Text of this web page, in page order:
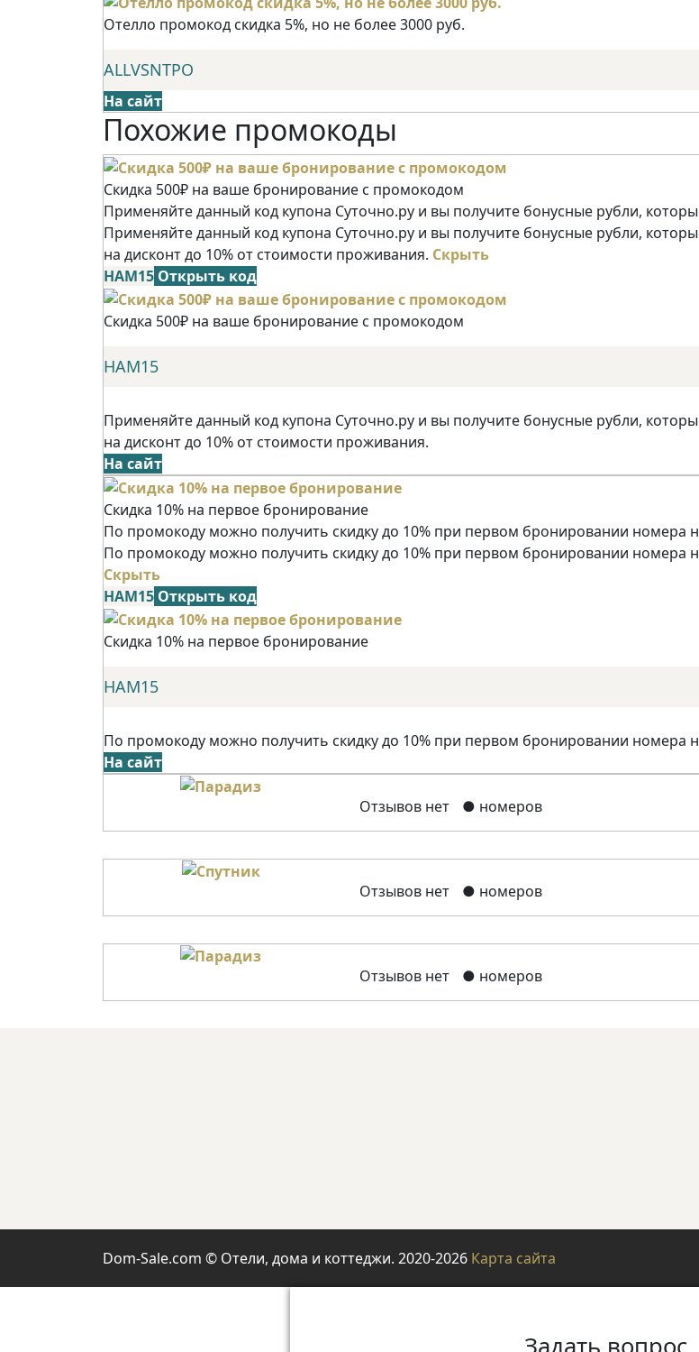
Отелло промокод скидка 5%, но не более 3000 руб.
ALLVSNTPO
На сайт
Похожие промокоды
Скидка 500₽ на ваше бронирование с промокодом
Применяйте данный код купона Суточно.ру и вы получите бонусные рубли,
Применяйте данный код купона Суточно.ру и вы получите бонусные рубли,
на дисконт до 10% от стоимости проживания. Скрыть
НАМ15 Открыть код
Скидка 500₽ на ваше бронирование с промокодом
НАМ15
Применяйте данный код купона Суточно.ру и вы получите бонусные рубли,
на дисконт до 10% от стоимости проживания.
На сайт
Скидка 10% на первое бронирование
По промокоду можно получить скидку до 10% при первом бронировании номера
По промокоду можно получить скидку до 10% при первом бронировании номера
Скрыть
НАМ15 Открыть код
Скидка 10% на первое бронирование
НАМ15
По промокоду можно получить скидку до 10% при первом бронировании номера
На сайт
Отзывов нет ● номеров
Отзывов нет ● номеров
Отзывов нет ● номеров
Dom-Sale.com © Отели, дома и коттеджи. 2020-2026 Карта сайта